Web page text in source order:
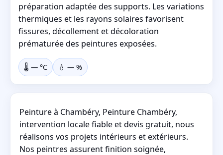
préparation adaptée des supports. Les variations
thermiques et les rayons solaires favorisent
fissures, décollement et décoloration
prématurée des peintures exposées.
🌡️ — °C 💧 — %
Peinture à Chambéry, Peinture Chambéry,
intervention locale fiable et devis gratuit, nous
réalisons vos projets intérieurs et extérieurs.
Nos peintres assurent finition soignée,